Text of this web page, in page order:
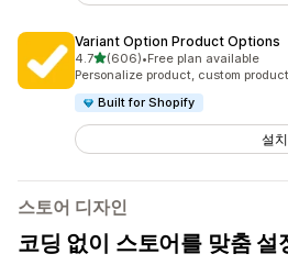
Variant Option Product Options
4.7별 5개 중
(606)
총 리뷰 606개
•Free plan available
Personalize product, custom
Built for Shopify
설치
스토어 디자인
코딩 없이 스토어를 맞춤 설